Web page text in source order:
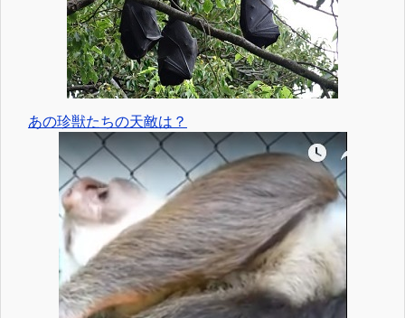
あの珍獣たちの天敵は？